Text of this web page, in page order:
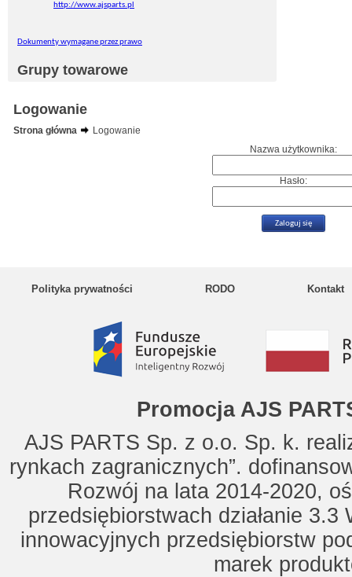
http://www.ajsparts.pl
Dokumenty wymagane przez prawo
Grupy towarowe
Logowanie
Strona główna
Logowanie
Nazwa użytkownika:
Hasło:
Polityka prywatności RODO Kontakt
Promocja AJS
AJS PARTS Sp. z o.o. Sp. k.
rynkach zagranicznych”.
Rozwój na lata 2014-2020,
przedsiębiorstwach działanie
innowacyjnych przedsiębiorstw
marek